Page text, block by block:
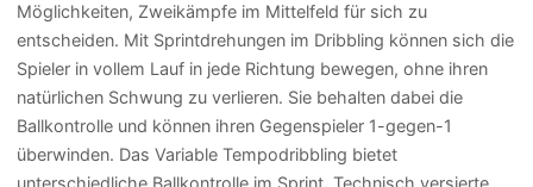
Möglichkeiten, Zweikämpfe im Mittelfeld für sich zu
entscheiden. Mit Sprintdrehungen im Dribbling können sich die
Spieler in vollem Lauf in jede Richtung bewegen, ohne ihren
natürlichen Schwung zu verlieren. Sie behalten dabei die
Ballkontrolle und können ihren Gegenspieler 1-gegen-1
überwinden. Das Variable Tempodribbling bietet